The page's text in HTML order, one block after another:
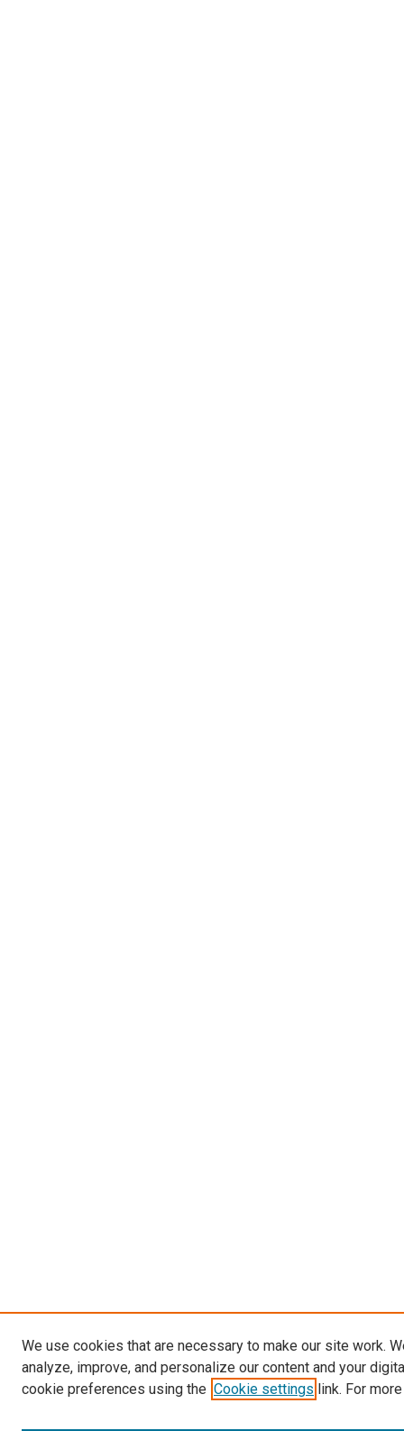
We use cookies that are necessary to make our site work.
analyze, improve, and personalize our content and your
cookie preferences using the Cookie settings link. For